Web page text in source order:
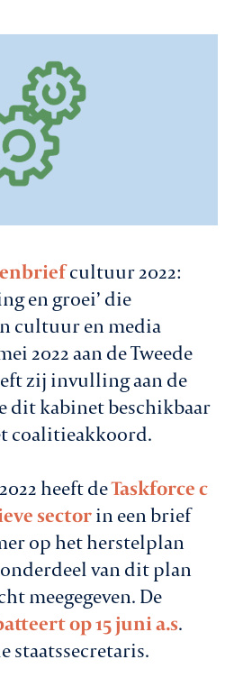
cultuur 2022:
en groei’ die
cultuur en media
2022 aan de Tweede
zij invulling aan de
dit kabinet beschikbaar
coalitieakkoord.
heeft deTaskforce c
sectorin een brief
op het herstelplan
van dit plan
meegegeven. De
op 15 juni a.s.
staatssecretaris.